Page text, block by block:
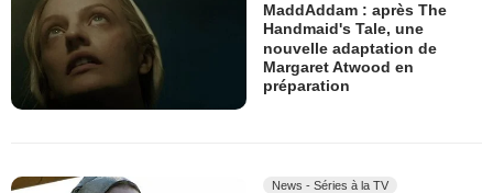
MaddAddam : après The
Handmaid's Tale, une
nouvelle adaptation de
Margaret Atwood en
préparation
News - Séries à la TV